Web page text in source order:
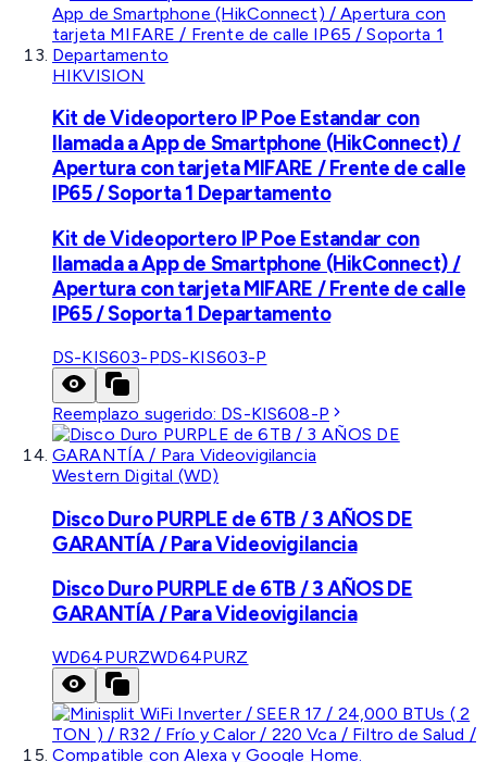
HIKVISION
Kit de Videoportero IP Poe Estandar con
llamada a App de Smartphone (HikConnect) /
Apertura con tarjeta MIFARE / Frente de calle
IP65 / Soporta 1 Departamento
Kit de Videoportero IP Poe Estandar con
llamada a App de Smartphone (HikConnect) /
Apertura con tarjeta MIFARE / Frente de calle
IP65 / Soporta 1 Departamento
DS-KIS603-PDS-KIS603-P
Reemplazo sugerido: DS-KIS608-P
Western Digital (WD)
Disco Duro PURPLE de 6TB / 3 AÑOS DE
GARANTÍA / Para Videovigilancia
Disco Duro PURPLE de 6TB / 3 AÑOS DE
GARANTÍA / Para Videovigilancia
WD64PURZWD64PURZ